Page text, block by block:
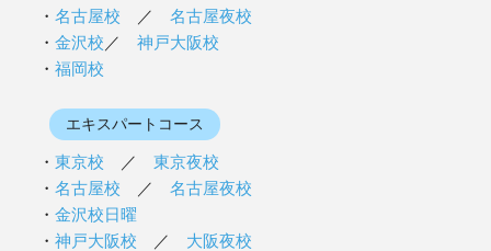
名古屋校 ／ 名古屋夜校
金沢校 ／ 神戸大阪校
福岡校
エキスパートコース
東京校 ／ 東京夜校
名古屋校 ／ 名古屋夜校
金沢校日曜
神戸大阪校 ／ 大阪夜校